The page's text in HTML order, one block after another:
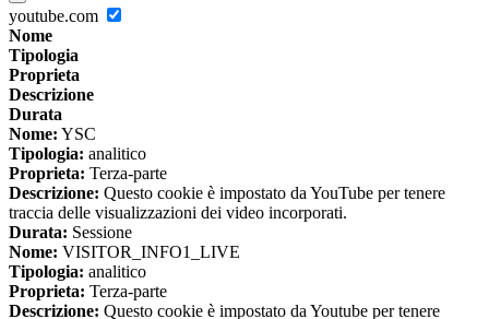
youtube.com
Nome
Tipologia
Proprieta
Descrizione
Durata
Nome: YSC
Tipologia: analitico
Proprieta: Terza-parte
Descrizione: Questo cookie è impostato da YouTube per tenere
traccia delle visualizzazioni dei video incorporati.
Durata: Sessione
Nome: VISITOR_INFO1_LIVE
Tipologia: analitico
Proprieta: Terza-parte
Descrizione: Questo cookie è impostato da Youtube per tenere